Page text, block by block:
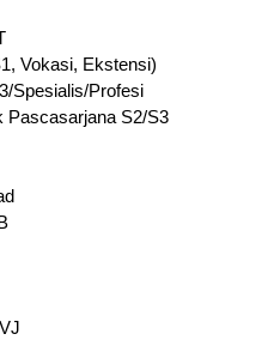
Vokasi, Ekstensi)
Spesialis/Profesi
Pascasarjana S2/S3